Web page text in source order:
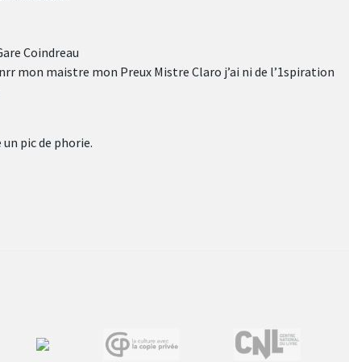
Coindreau
mon maistre mon Preux Mistre Claro j’ai ni de l’1spiration
pic de phorie.